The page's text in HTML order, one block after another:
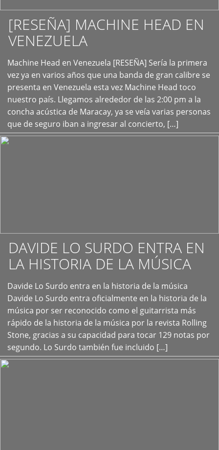
[RESEÑA] MACHINE HEAD EN
VENEZUELA
Machine Head en Venezuela [RESEÑA] Sería la primera
vez ya en varios años que una banda de gran calibre se
presenta en Venezuela esta vez Machine Head toco
nuestro país. Llegamos alrededor de las 2:00 pm a la
concha acústica de Maracay, ya se veía varias personas
que de seguro iban a ingresar al concierto, […]
+
DAVIDE LO SURDO ENTRA EN
LA HISTORIA DE LA MÚSICA
Davide Lo Surdo entra en la historia de la música
Davide Lo Surdo entra oficialmente en la historia de la
música por ser reconocido como el guitarrista más
rápido de la historia de la música por la revista Rolling
Stone, gracias a su capacidad para tocar 129 notas por
segundo. Lo Surdo también fue incluido […]
+